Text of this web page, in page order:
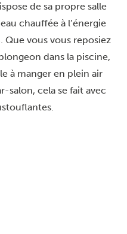
de sa propre salle
chauffée à l’énergie
Que vous vous reposiez
dans la piscine,
à manger en plein air
salon, cela se fait avec